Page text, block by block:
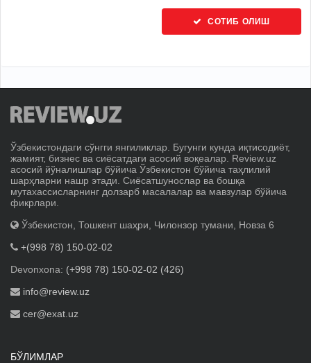
СОТИБ ОЛИШ
Ўзбекистондаги сўнгги янгиликлар. Бугунги кунда иқтисодиёт,
жамият, бизнес ва сиёсатдаги асосий воқеалар. Review.uz
асосий йўналишлар бўйича Ўзбекистон бўйича таҳлилий
шарҳларни нашр этади. Сиёсатшунослар ва бошқа
мутахассисларнинг долзарб масалалар ва мавзулар бўйича
фикрлари.
Ўзбекистон, Тошкент шаҳри, Чилонзор тумани, Новза 6
+(998 78) 150-02-02
Devonxona: (+998 78) 150-02-02 (426)
info@review.uz
cer@exat.uz
БЎЛИМЛАР